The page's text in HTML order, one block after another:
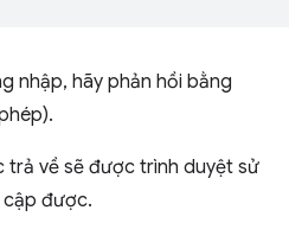
nhập, hãy phản hồi bằng
trả về sẽ được trình duyệt sử
cập được.